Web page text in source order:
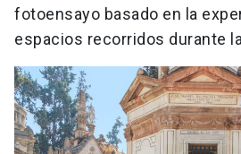
fotoensayo basado en la
espacios recorridos durante